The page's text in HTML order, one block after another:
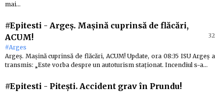
mai…
#Epitesti - Argeș. Mașină cuprinsă de flăcări,
ACUM!
32
#Arges
Argeș. Mașină cuprinsă de flăcări, ACUM! Update, ora 08:35 ISU Argeș a
transmis: „Este vorba despre un autoturism staționat. Incendiul s-a…
#Epitesti - Pitești. Accident grav în Prundu!